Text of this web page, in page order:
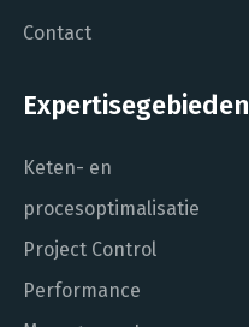
Contact
Expertisegebieden
Keten- en
procesoptimalisatie
Project Control
Performance